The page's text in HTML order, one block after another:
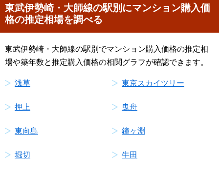
東武伊勢崎・大師線の駅別にマンション購入価
格の推定相場を調べる
東武伊勢崎・大師線の駅別でマンション購入価格の推定相
場や築年数と推定購入価格の相関グラフが確認できます。
浅草 東京スカイツリー
押上 曳舟
東向島 鐘ヶ淵
堀切 牛田